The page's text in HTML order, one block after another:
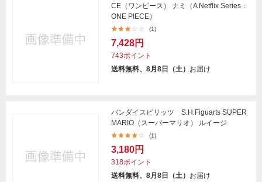
CE（ワンピース） ナミ（A Netflix Series：
ONE PIECE）
(1)
7,428円
743ポイント
送料無料、8月8日（土） お届け
バンダイスピリッツ S.H.Figuarts SUPER
MARIO（スーパーマリオ） ルイージ
(1)
3,180円
318ポイント
送料無料、8月8日（土） お届け